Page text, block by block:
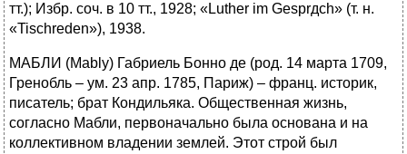
тт.); Избр. соч. в 10 тт., 1928; «Luther im Gesprдch» (т. н.
«Tischreden»), 1938.
МАБЛИ (Mably) Габриель Бонно де (род. 14 марта 1709,
Гренобль – ум. 23 апр. 1785, Париж) – франц. историк,
писатель; брат Кондильяка. Общественная жизнь,
согласно Мабли, первоначально была основана и на
коллективном владении землей. Этот строй был